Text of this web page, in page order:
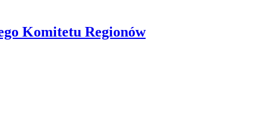
Komitetu Regionów